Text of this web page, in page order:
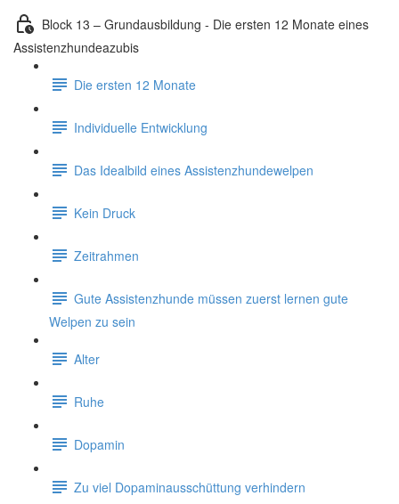
Block 13 – Grundausbildung - Die ersten 12 Monate eines
Assistenzhundeazubis
Die ersten 12 Monate
Individuelle Entwicklung
Das Idealbild eines Assistenzhundewelpen
Kein Druck
Zeitrahmen
Gute Assistenzhunde müssen zuerst lernen gute
Welpen zu sein
Alter
Ruhe
Dopamin
Zu viel Dopaminausschüttung verhindern